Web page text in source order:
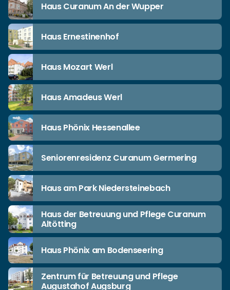
Haus Curanum An der Wupper
Haus Ernestinenhof
Haus Mozart Werl
Haus Amadeus Werl
Haus Phönix Hessenallee
Seniorenresidenz Curanum Germering
Haus am Park Niedersteinebach
Haus der Betreuung und Pflege Curanum
Altötting
Haus Phönix am Bodenseering
Zentrum für Betreuung und Pflege
Augustahof Augsburg